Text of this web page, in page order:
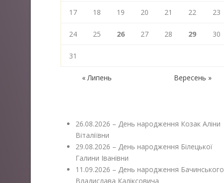
17 18 19 20 21 22 23
24 25 26 27 28 29 30
31
« Липень Вересень »
26.08.2026 – День народження Козак Аліни
Віталіївни
29.08.2026 – День народження Білецької
Галини Іванівни
11.09.2026 – День народження Бачинського
Владислава Каліксовича